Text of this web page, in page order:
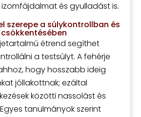
és gyulladást is.
szerepe a súlykontrollban és
étrend segíthet
a testsúlyt. A fehérje
hogy hosszabb ideig
jóllakottnak; ezáltal
közötti nassolást és
tanulmányok szerint